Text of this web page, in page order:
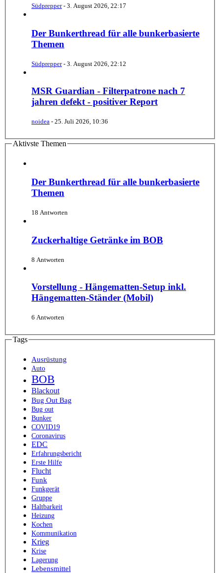
Südprepper- 3. August 2026, 22:17
Der Bunkerthread für alle bunkerbasierte
Themen
Südprepper- 3. August 2026, 22:12
MSR Guardian - Filterpatrone nach 7
jahren defekt - positiver Report
noidea - 25. Juli 2026, 10:36
Aktivste Themen
Der Bunkerthread für alle bunkerbasierte
Themen
18 Antworten
Zuckerhaltige Getränke im BOB
8 Antworten
Vorstellung - Hängematten-Setup inkl.
Hängematten-Ständer (Mobil)
6 Antworten
Tags
Ausrüstung
Auto
BOB
Blackout
Bug Out Bag
Bug out
Bunker
COVID19
Coronavirus
EDC
Erfahrungsbericht
Erste Hilfe
Flucht
Funk
Funkgerät
Gruppe
Haltbarkeit
Heizung
Kochen
Kommunikation
Krieg
Krise
Lagerung
Lebensmittel